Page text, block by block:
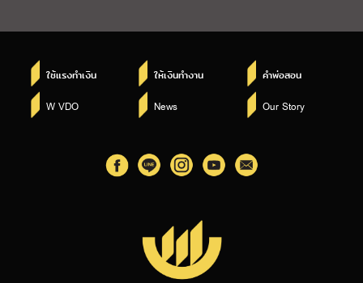
ใช้แรงทำเงิน ให้เงินทำงาน คำพ่อสอน
W VDO News Our Story